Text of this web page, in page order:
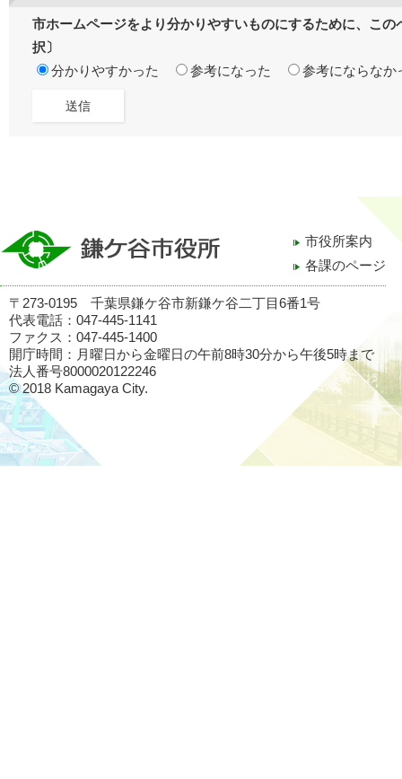
市ホームページをより分かりやすいものにするために、こ
択〕
分かりやすかった
参考になった 参考にならなか
市役所案内
各課のページ
〒273-0195 千葉県鎌ケ谷市新鎌ケ谷二丁目6番1号
代表電話：047-445-1141
ファクス：047-445-1400
開庁時間：月曜日から金曜日の午前8時30分から午後5時まで
法人番号8000020122246
© 2018 Kamagaya City.